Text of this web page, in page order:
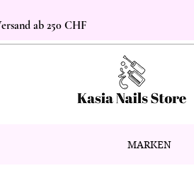
ab 250 CHF
MARKEN